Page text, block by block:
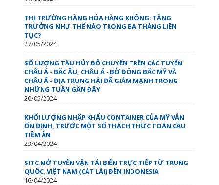
THỊ TRƯỜNG HÀNG HÓA HÀNG KHÔNG: TĂNG
TRƯỞNG NHƯ THẾ NÀO TRONG BA THÁNG LIÊN
TỤC?
27/05/2024
SỐ LƯỢNG TÀU HỦY BỎ CHUYẾN TRÊN CÁC TUYẾN
CHÂU Á - BẮC ÂU, CHÂU Á - BỜ ĐÔNG BẮC MỸ VÀ
CHÂU Á - ĐỊA TRUNG HẢI ĐÃ GIẢM MẠNH TRONG
NHỮNG TUẦN GẦN ĐÂY
20/05/2024
KHỐI LƯỢNG NHẬP KHẨU CONTAINER CỦA MỸ VẪN
ỔN ĐỊNH, TRƯỚC MỘT SỐ THÁCH THỨC TOÀN CẦU
TIỀM ẨN
23/04/2024
SITC MỞ TUYẾN VẬN TẢI BIỂN TRỰC TIẾP TỪ TRUNG
QUỐC, VIỆT NAM (CÁT LÁI) ĐẾN INDONESIA
16/04/2024